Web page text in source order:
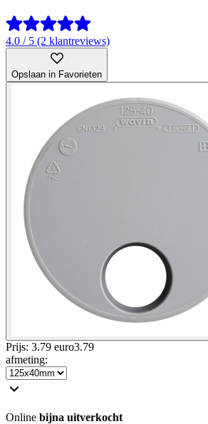
4.0 / 5 (2 klantreviews)
Opslaan in Favorieten
Prijs: 3.79 euro3.79
afmeting:
Online bijna uitverkocht